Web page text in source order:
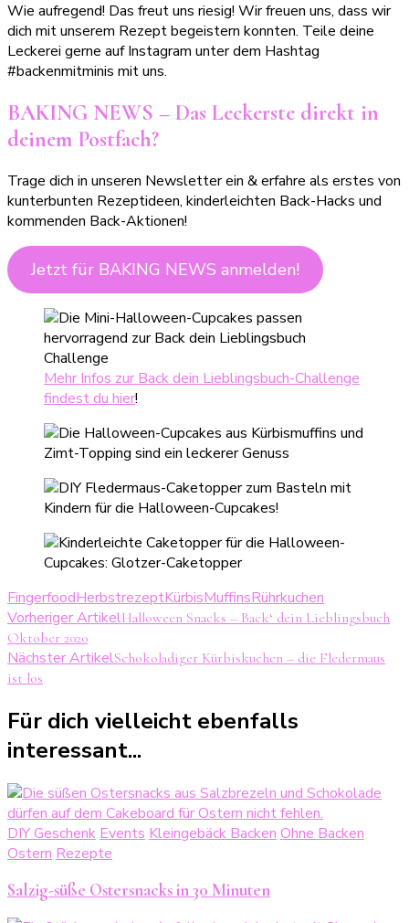
Wie aufregend! Das freut uns riesig! Wir freuen uns, dass wir
dich mit unserem Rezept begeistern konnten. Teile deine
Leckerei gerne auf Instagram unter dem Hashtag
#backenmitminis mit uns.
BAKING NEWS – Das Leckerste direkt in
deinem Postfach?
Trage dich in unseren Newsletter ein & erfahre als erstes von
kunterbunten Rezeptideen, kinderleichten Back-Hacks und
kommenden Back-Aktionen!
Jetzt für BAKING NEWS anmelden!
Mehr Infos zur Back dein Lieblingsbuch-Challenge
findest du hier!
FingerfoodHerbstrezeptKürbisMuffinsRührkuchen
Beitragsnavigation
Vorheriger ArtikelHalloween Snacks – Back‘ dein Lieblingsbuch
Oktober 2020
Nächster ArtikelSchokoladiger Kürbiskuchen – die Fledermaus
ist los
Für dich vielleicht ebenfalls
interessant...
DIY Geschenk Events Kleingebäck Backen Ohne Backen
Ostern Rezepte
Salzig-süße Ostersnacks in 30 Minuten